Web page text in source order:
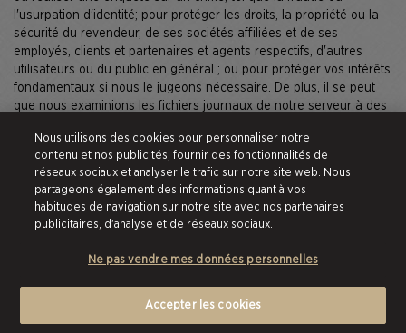
l'usurpation d'identité; pour protéger les droits, la propriété ou la
sécurité du revendeur, de ses sociétés affiliées et de ses
employés, clients et partenaires et agents respectifs, d'autres
utilisateurs ou du public en général ; ou pour protéger vos intérêts
fondamentaux si nous le jugeons nécessaire. De plus, il se peut
que nous examinions les fichiers journaux de notre serveur à des
réseau. Si nous soupçonnons l'existence d'une activité criminelle,
nous pouvons partager les fichiers journaux de notre serveur --
qui contiennent les adresses IP des visiteurs -- avec les autorités
d'enquête compétentes susceptibles d'utiliser ces informations
pour dépister et identifier les individus. Nous nous réservons
également le droit de signaler aux représentants de la loi et
autres autorités publiques adéquats toute activité que de bonne
foi, nous estimons enfreindre ou pouvant enfreindre les lois ou
réglementations en vigueur, sans vous en informer au préalable.
Nous utilisons des cookies pour personnaliser notre
contenu et nos publicités, fournir des fonctionnalités de
réseaux sociaux et analyser le trafic sur notre site web. Nous
partageons également des informations quant à vos
habitudes de navigation sur notre site avec nos partenaires
publicitaires, d'analyse et de réseaux sociaux.
Ne pas vendre mes données personnelles
Accepter les cookies